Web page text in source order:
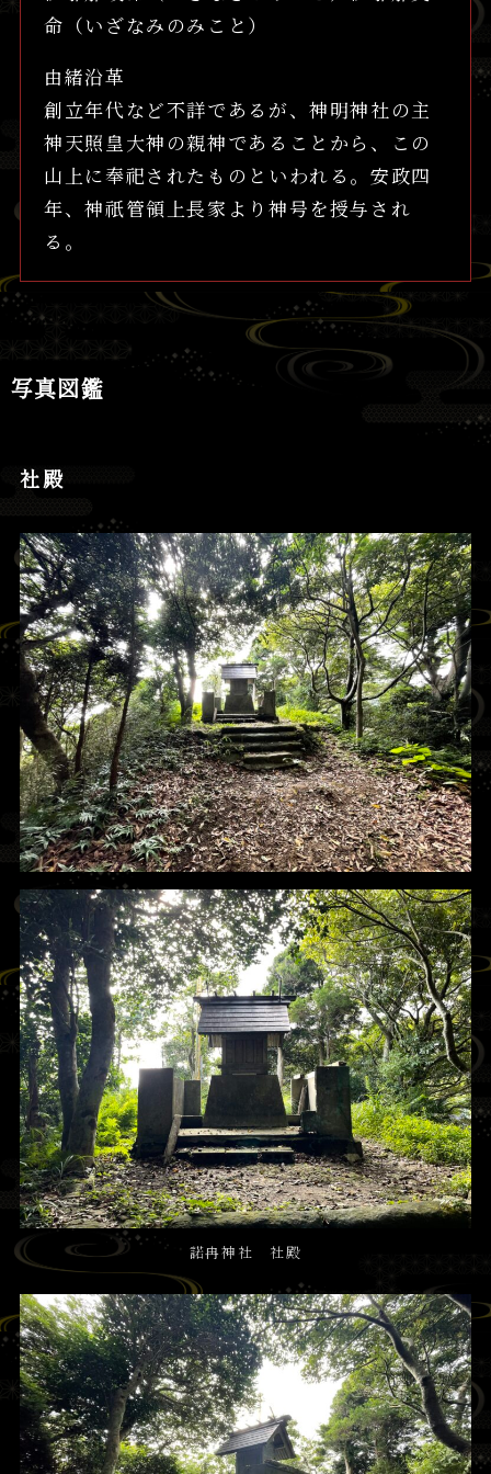
命（いざなみのみこと）
由緒沿革
創立年代など不詳であるが、神明神社の主
神天照皇大神の親神であることから、この
山上に奉祀されたものといわれる。安政四
年、神祇管領上長家より神号を授与され
る。
写真図鑑
社殿
諾冉神社 社殿